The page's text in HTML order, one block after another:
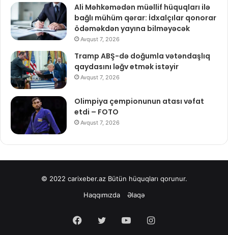
Ali Məhkəmədən müəllif hüquqları ilə
bağlı mühüm qərar: İdxalçılar qonorar
ödəməkdən yayına bilməyəcək
Avqust 7, 2026
Tramp ABŞ-də doğumla vətəndaşlıq
qaydasını ləğv etmək istəyir
Avqust 7, 2026
Olimpiya çempionunun atası vəfat
etdi – FOTO
Avqust 7, 2026
© 2022 carixeber.azBütün hüquqları qorunur.
Haqqımızda
Əlaqə
Facebook
Twitter YouTubeInstagram